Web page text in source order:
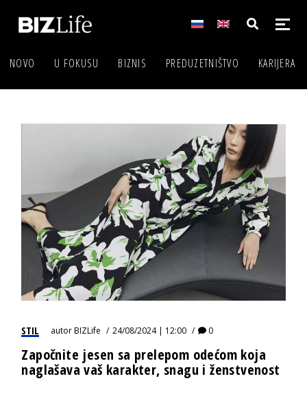
NOVO U FOKUSU BIZNIS PREDUZETNIŠTVO KARIJERA
STIL autorBIZLife 24/08/2024 | 12:00 0
Započnite jesen sa prelepom odećom koja
naglašava vaš karakter, snagu i ženstvenost